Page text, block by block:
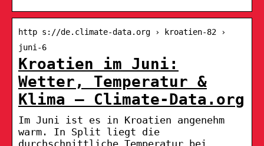
http s://de.climate-data.org › kroatien-82 ›
juni-6
Kroatien im Juni:
Wetter, Temperatur &
Klima – Climate-Data.org
Im Juni ist es in Kroatien angenehm
warm. In Split liegt die
durchschnittliche Temperatur bei